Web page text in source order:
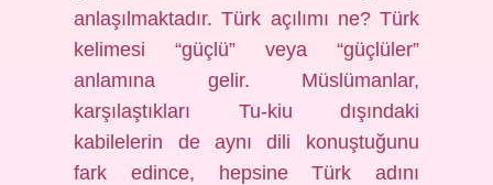
anlaşılmaktadır. Türk açılımı ne? Türk
kelimesi “güçlü” veya “güçlüler”
anlamına gelir. Müslümanlar,
karşılaştıkları Tu-kiu dışındaki
kabilelerin de aynı dili konuştuğunu
fark edince, hepsine Türk adını